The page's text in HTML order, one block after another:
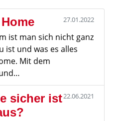
27.01.2022
ist man sich nicht ganz
ist und was es alles
Mit dem
sicher ist22.06.2021